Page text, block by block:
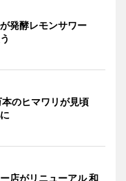
発酵レモンサワー
のヒマワリが見頃
店がリニューアル 和